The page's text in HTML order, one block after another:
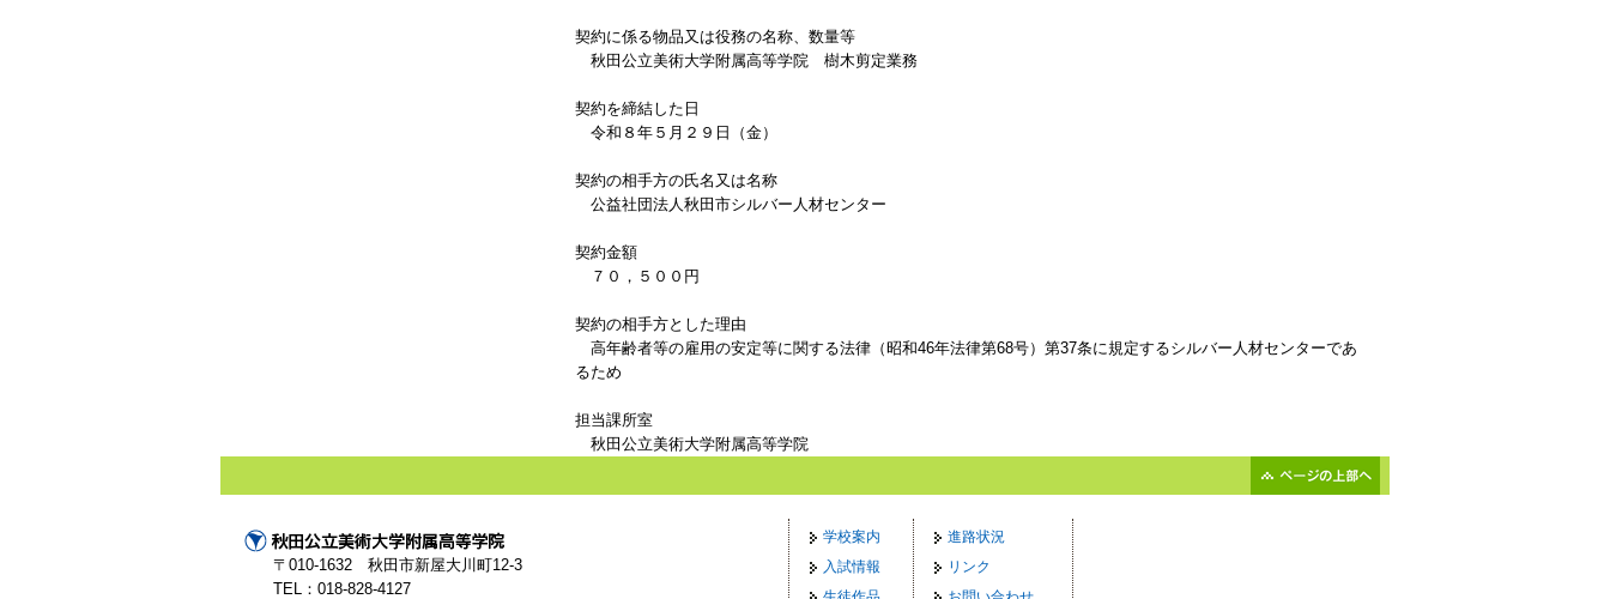
契約に係る物品又は役務の名称、数量等
秋田公立美術大学附属高等学院 樹木剪定業務
契約を締結した日
令和８年５月２９日（金）
契約の相手方の氏名又は名称
公益社団法人秋田市シルバー人材センター
契約金額
７０，５００円
契約の相手方とした理由
高年齢者等の雇用の安定等に関する法律（昭和46年法律第68号）第37条に規定するシルバー人材センターであ
るため
担当課所室
秋田公立美術大学附属高等学院
〒010-1632 秋田市新屋大川町12-3
TEL：018-828-4127
学校案内
入試情報
進路状況
リンク